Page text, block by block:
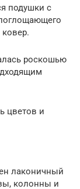
подушки с
роскошью
цветов и
лаконичный
колонны и